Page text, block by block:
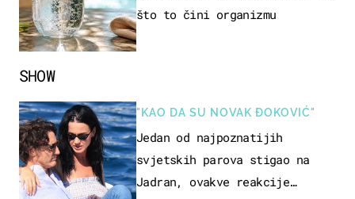
SHOW
"KAO DA SU NOVAK ĐOKOVIĆ"
Jedan od najpoznatijih
svjetskih parova stigao na
Jadran, ovakve reakcije
što to čini organizmu